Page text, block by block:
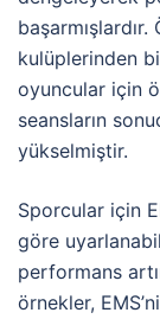
kulüplerinden
oyuncular için
seansların
yükselmiştir.
Sporcular için
göre
performans
örnekler,